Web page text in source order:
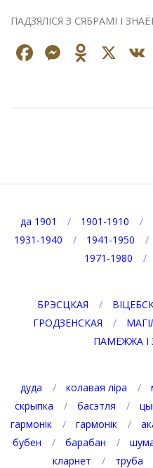
ПАДЗЯЛІСЯ З СЯБРАМІ І
Facebook
X
да 1901 1901-1910
1931-1940
1941-1950
1971-1980
БРЭСЦКАЯ
ГРОДЗЕНСКАЯ
ПАМЕЖЖА
дуда колавая ліра
скрыпка
басэтля
гармонік
гармонік
бубен
барабан
кларнет
труба